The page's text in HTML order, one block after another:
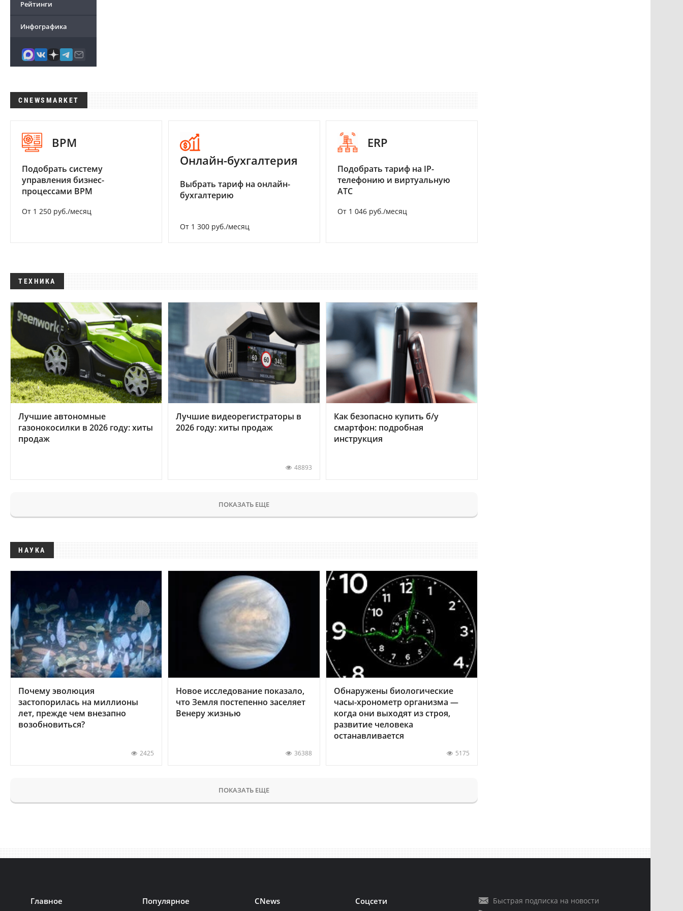
Рейтинги
Инфографика
CNEWSMARKET
BPM
Подобрать систему
управления бизнес-
процессами BPM
От 1 250 руб./месяц
Онлайн-бухгалтерия
Выбрать тариф на онлайн-
бухгалтерию
От 1 300 руб./месяц
ERP
Подобрать тариф на IP-
телефонию и виртуальную
АТС
От 1 046 руб./месяц
ТЕХНИКА
Лучшие автономные
газонокосилки в 2026 году: хиты
продаж
Лучшие видеорегистраторы в
2026 году: хиты продаж
48893
Как безопасно купить б/у
смартфон: подробная
инструкция
ПОКАЗАТЬ ЕЩЕ
НАУКА
Почему эволюция
застопорилась на миллионы
лет, прежде чем внезапно
возобновиться?
2425
Новое исследование показало,
что Земля постепенно заселяет
Венеру жизнью
36388
Обнаружены биологические
часы-хронометр организма —
когда они выходят из строя,
развитие человека
останавливается
5175
ПОКАЗАТЬ ЕЩЕ
Главное Популярное CNews Соцсети
Быстрая подписка на новости